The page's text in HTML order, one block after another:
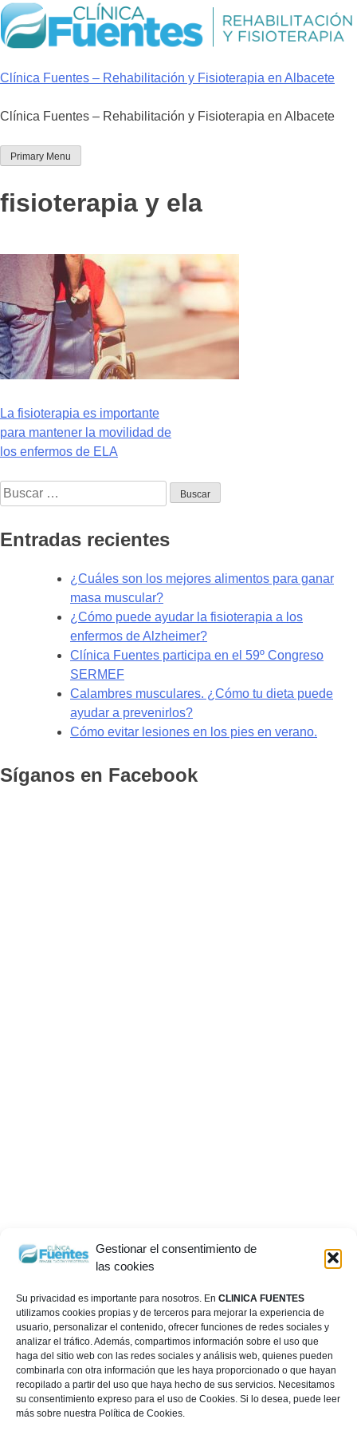
Gestionar el consentimiento de
las cookies
Su privacidad es importante para nosotros. En CLINICA FUENTES
utilizamos cookies propias y de terceros para mejorar la experiencia de
usuario, personalizar el contenido, ofrecer funciones de redes sociales y
analizar el tráfico. Además, compartimos información sobre el uso que
haga del sitio web con las redes sociales y análisis web, quienes pueden
combinarla con otra información que les haya proporcionado o que hayan
recopilado a partir del uso que haya hecho de sus servicios. Necesitamos
su consentimiento expreso para el uso de Cookies. Si lo desea, puede leer
más sobre nuestra Política de Cookies.
Skip
to
content
Clínica Fuentes – Rehabilitación y Fisioterapia en Albacete
Clínica Fuentes – Rehabilitación y Fisioterapia en Albacete
Primary Menu
fisioterapia y ela
Navegación
de
La fisioterapia es importante
para mantener la movilidad de
los enfermos de ELA
Buscar:
Entradas recientes
¿Cuáles son los mejores alimentos para ganar
masa muscular?
¿Cómo puede ayudar la fisioterapia a los
enfermos de Alzheimer?
Clínica Fuentes participa en el 59º Congreso
SERMEF
Calambres musculares. ¿Cómo tu dieta puede
ayudar a prevenirlos?
Cómo evitar lesiones en los pies en verano.
Síganos en Facebook